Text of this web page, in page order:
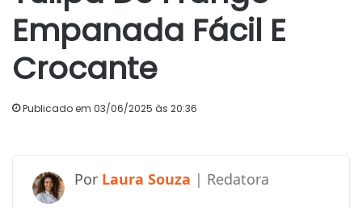
Empanada Fácil E
Crocante
Publicado em 03/06/2025 às 20:36
Laura Souza